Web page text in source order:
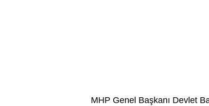
MHP Genel Başkanı Devlet